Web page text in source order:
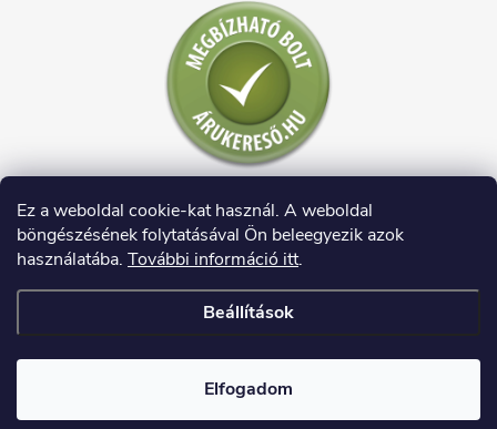
Ez a weboldal cookie-kat használ. A weboldal
böngészésének folytatásával Ön beleegyezik azok
használatába. További információ itt.
Beállítások
Elfogadom
Copyright 2026HAUSDECO.HU. Minden jog fenntartva.